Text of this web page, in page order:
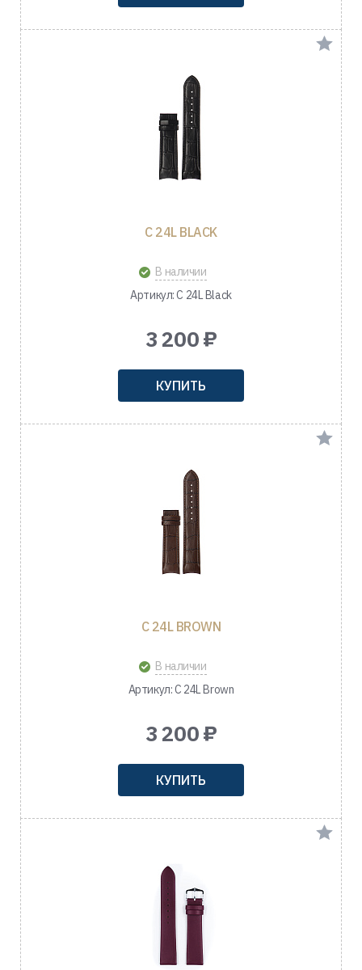
C 24L BLACK
В наличии
Артикул: C 24L Black
3 200 ₽
КУПИТЬ
C 24L BROWN
В наличии
Артикул: C 24L Brown
3 200 ₽
КУПИТЬ